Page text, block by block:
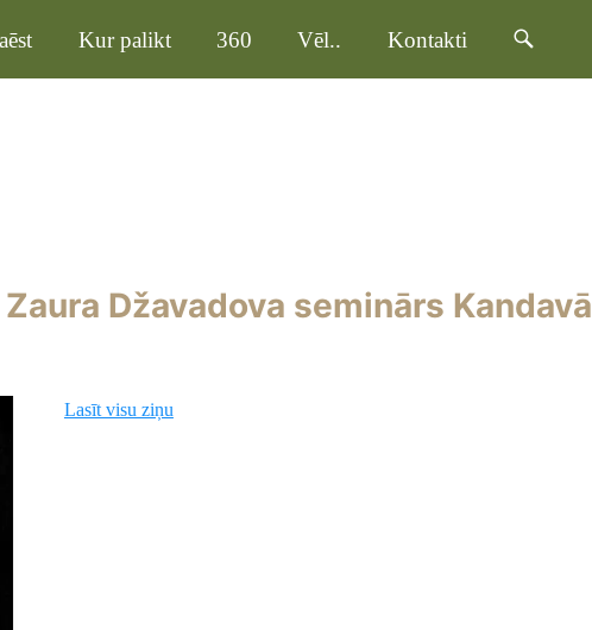
Kur palikt 360 Vēl.. Kontakti
Džavadova seminārs Kandavā
Lasīt visu ziņu